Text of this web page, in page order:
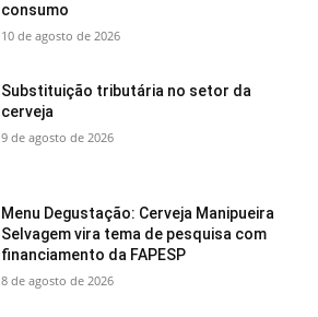
consumo
10 de agosto de 2026
Substituição tributária no setor da
cerveja
9 de agosto de 2026
Menu Degustação: Cerveja Manipueira
Selvagem vira tema de pesquisa com
financiamento da FAPESP
8 de agosto de 2026